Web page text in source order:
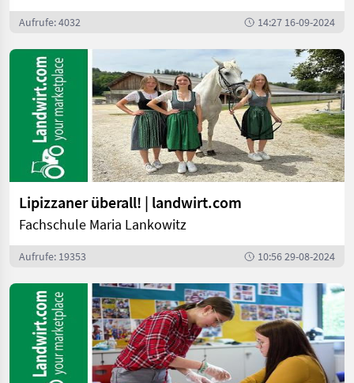
Aufrufe: 4032 14:27 16-09-2024
Lipizzaner überall! | landwirt.com
Fachschule Maria Lankowitz
Aufrufe: 19353 10:56 29-08-2024